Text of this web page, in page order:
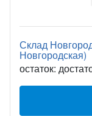
Склад
Новгородская)
остаток: